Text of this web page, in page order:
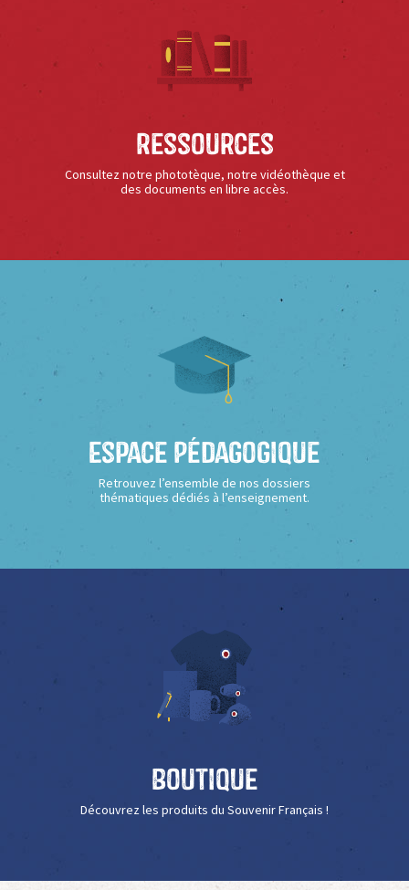
Ressources
Consultez notre phototèque, notre vidéothèque et
des documents en libre accès.
Espace Pédagogique
Retrouvez l’ensemble de nos dossiers
thématiques dédiés à l’enseignement.
Boutique
Découvrez les produits du Souvenir Français !